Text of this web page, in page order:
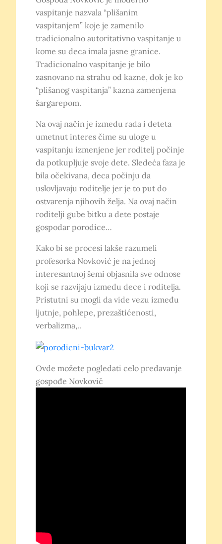
vaspitanje nazvala “plišanim
vaspitanjem” koje je zamenilo
tradicionalno autoritativno vaspitanje u
kome su deca imala jasne granice.
Tradicionalno vaspitanje je bilo
zasnovano na strahu od kazne, dok je ko
“plišanog vaspitanja” kazna zamenjena
šargarepom.
Na ovaj način je između rada i deteta
umetnut interes čime su uloge u
vaspitanju izmenjene jer roditelj počinje
da potkupljuje svoje dete. Sledeća faza je
bila očekivana, deca počinju da
uslovljavaju roditelje jer je to put do
ostvarenja njihovih želja. Na ovaj način
roditelji gube bitku a dete postaje
gospodar porodice…
Kako bi se procesi lakše razumeli
profesorka Novković je na jednoj
interesantnoj šemi objasnila sve odnose
koji se razvijaju između dece i roditelja.
Pristutni su mogli da vide vezu između
ljutnje, pohlepe, prezaštićenosti,
verbalizma,..
Ovde možete pogledati celo predavanje
gospođe Novkovič